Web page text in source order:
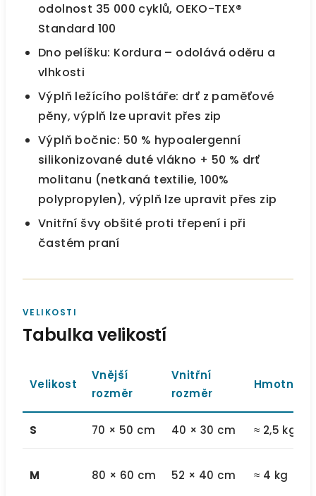
odolnost 35 000 cyklů, OEKO-TEX®
Standard 100
Dno pelíšku: Kordura – odolává oděru a
vlhkosti
Výplň ležícího polštáře: drť z paměťové
pěny, výplň lze upravit přes zip
Výplň bočnic: 50 % hypoalergenní
silikonizované duté vlákno + 50 % drť
molitanu (netkaná textilie, 100%
polypropylen), výplň lze upravit přes zip
Vnitřní švy obšité proti třepení i při
častém praní
VELIKOSTI
Tabulka velikostí
Velikost
Vnější
rozměr
Vnitřní
rozměr
Hmotnost
S 70 × 50 cm 40 × 30 cm ≈ 2,5 kg
M 80 × 60 cm 52 × 40 cm ≈ 4 kg